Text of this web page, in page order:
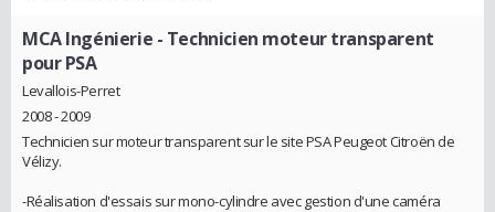
MCA Ingénierie - Technicien moteur transparent
pour PSA
Levallois-Perret
2008 - 2009
Technicien sur moteur transparent sur le site PSA Peugeot Citroën de
Vélizy.
-Réalisation d'essais sur mono-cylindre avec gestion d'une caméra